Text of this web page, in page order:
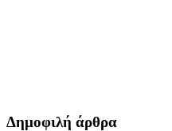
Δημοφιλή άρθρα